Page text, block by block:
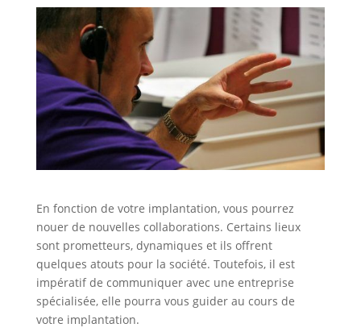
En fonction de votre implantation, vous pourrez
nouer de nouvelles collaborations. Certains lieux
sont prometteurs, dynamiques et ils offrent
quelques atouts pour la société. Toutefois, il est
impératif de communiquer avec une entreprise
spécialisée, elle pourra vous guider au cours de
votre implantation.